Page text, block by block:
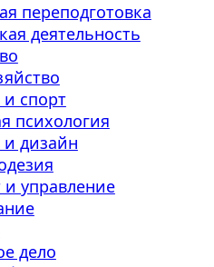
переподготовка
деятельность
и спорт
психология
и дизайн
управление
дело